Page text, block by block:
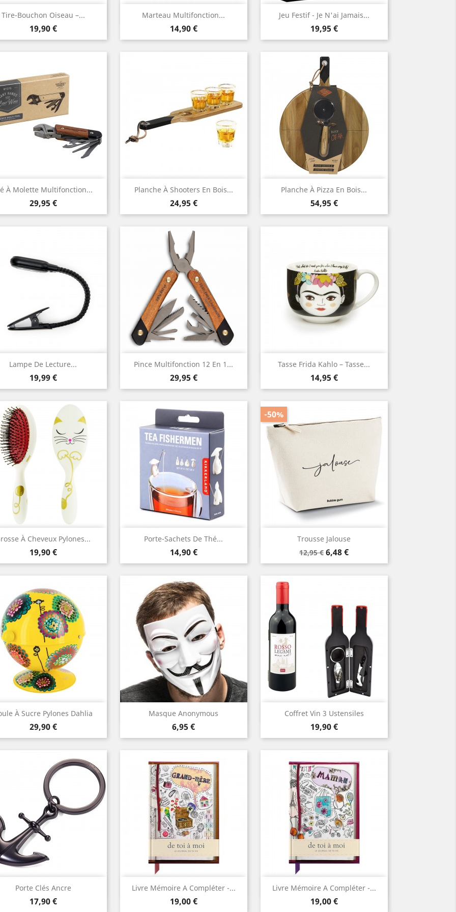
Tire-Bouchon Oiseau –...
Prix
19,90 €
Aperçu rapide Marteau Multifonction...
Prix
14,90 €
Aperçu rapide Jeu Festif - Je N'ai Jamais...
Prix
19,95 €
Aperçu rapide
À Molette Multifonction...
Prix
29,95 €
Aperçu rapide Planche À Shooters En Bois...
Prix
24,95 €
Aperçu rapide Planche À Pizza En Bois...
Prix
54,95 €
Aperçu rapide
Lampe De Lecture...
Prix
19,99 €
Aperçu rapide Pince Multifonction 12 En 1...
Prix
29,95 €
Aperçu rapide Tasse Frida Kahlo – Tasse...
Prix
14,95 €
Aperçu rapide
À Cheveux Pylones...
Prix
19,90 €
Aperçu rapide Porte-Sachets De Thé...
Prix
14,90 €
Aperçu rapide Trousse Jalouse
Prix
de
12,95 € Prix
6,48 €
-50%
Aperçu rapide
À Sucre Pylones Dahlia
Prix
29,90 €
Aperçu rapide Masque Anonymous
Prix
6,95 €
Aperçu rapide Coffret Vin 3 Ustensiles
Prix
19,90 €
Aperçu rapide
Porte Clés Ancre
Prix
17,90 €
Aperçu rapide Livre Mémoire A Compléter -...
Prix
19,00 €
Aperçu rapide Livre Mémoire A Compléter -...
Prix
19,00 €
Aperçu rapide